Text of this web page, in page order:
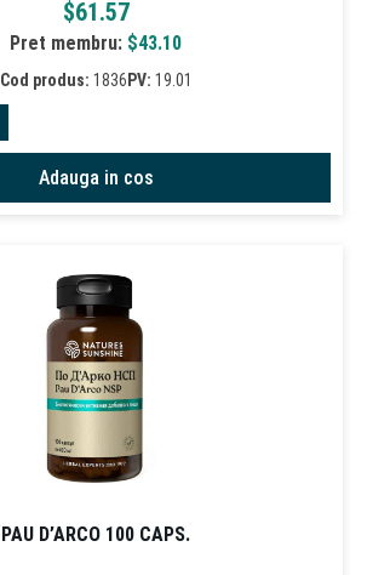
$61.57
Pret membru: $43.10
Cod produs: 1836 PV: 19.01
Adauga in cos
PAU D’ARCO 100 CAPS.